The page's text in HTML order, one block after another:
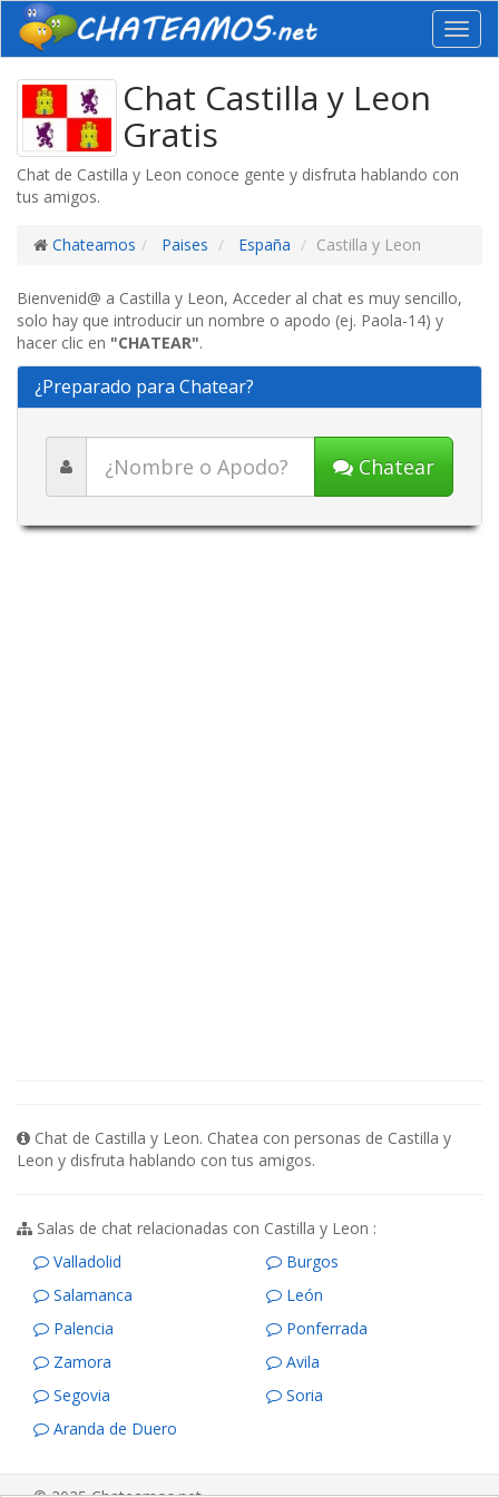
Chat Castilla y Leon
Gratis
Chat de Castilla y Leon conoce gente y disfruta hablando con
tus amigos.
Chateamos Paises España Castilla y Leon
Bienvenid@ a Castilla y Leon, Acceder al chat es muy sencillo,
solo hay que introducir un nombre o apodo (ej. Paola-14) y
hacer clic en "CHATEAR".
¿Preparado para Chatear?
Chatear
Chat de Castilla y Leon. Chatea con personas de Castilla y
Leon y disfruta hablando con tus amigos.
Salas de chat relacionadas con Castilla y Leon :
Valladolid
Burgos
Salamanca
León
Palencia
Ponferrada
Zamora
Avila
Segovia
Soria
Aranda de Duero